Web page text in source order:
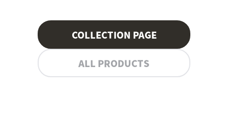
COLLECTION PAGE
ALL PRODUCTS